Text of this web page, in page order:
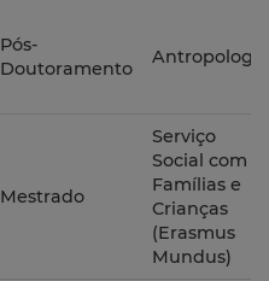
Pós-
Doutoramento
Antropologia
Mestrado
Serviço
Social com
Famílias e
Crianças
(Erasmus
Mundus)